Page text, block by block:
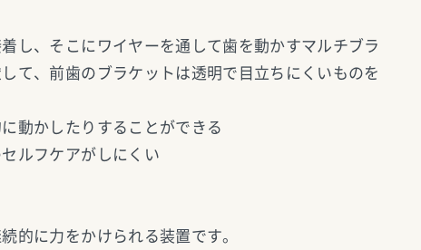
し、そこにワイヤーを通して歯を動かすマルチブラ
て、前歯のブラケットは透明で目立ちにくいものを
動かしたりすることができる
ルフケアがしにくい
的に力をかけられる装置です。